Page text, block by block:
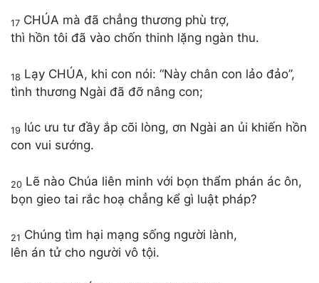
17 CHÚA mà đã chẳng thương phù trợ,
thì hồn tôi đã vào chốn thinh lặng ngàn thu.
18 Lạy CHÚA, khi con nói: “Này chân con lảo đảo”,
tình thương Ngài đã đỡ nâng con;
19 lúc ưu tư đầy ắp cõi lòng, ơn Ngài an ủi khiến hồn
con vui sướng.
20 Lẽ nào Chúa liên minh với bọn thẩm phán ác ôn,
bọn gieo tai rắc hoạ chẳng kể gì luật pháp?
21 Chúng tìm hại mạng sống người lành,
lên án tử cho người vô tội.